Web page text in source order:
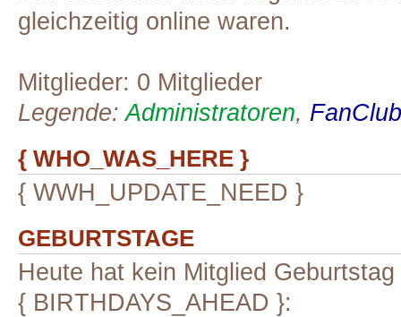
gleichzeitig online waren.
Mitglieder: 0 Mitglieder
Legende:Administratoren,
{ WHO_WAS_HERE }
{ WWH_UPDATE_NEED }
GEBURTSTAGE
Heute hat kein Mitglied Geburtstag
{ BIRTHDAYS_AHEAD }: